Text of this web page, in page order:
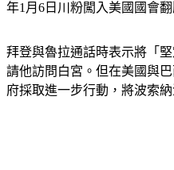
年1月6日川粉闖入美國國會翻
拜登與魯拉通話時表示將「
請他訪問白宮。但在美國與
府採取進一步行動，將波索納